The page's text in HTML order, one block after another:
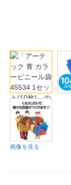
画像を見る